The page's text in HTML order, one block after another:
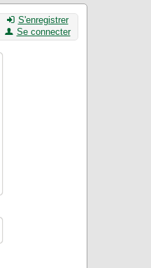
S'enregistrer
Se connecter